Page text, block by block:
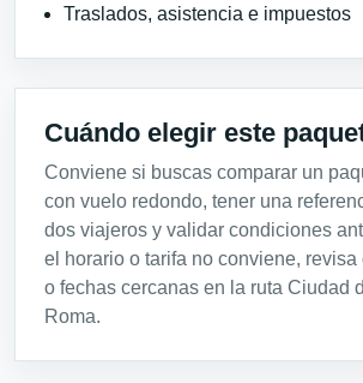
Traslados, asistencia e impuestos
Cuándo elegir este
Conviene si buscas comparar un
con vuelo redondo, tener una
dos viajeros y validar condiciones
el horario o tarifa no conviene, revisa
o fechas cercanas en la ruta Ciudad
Roma.